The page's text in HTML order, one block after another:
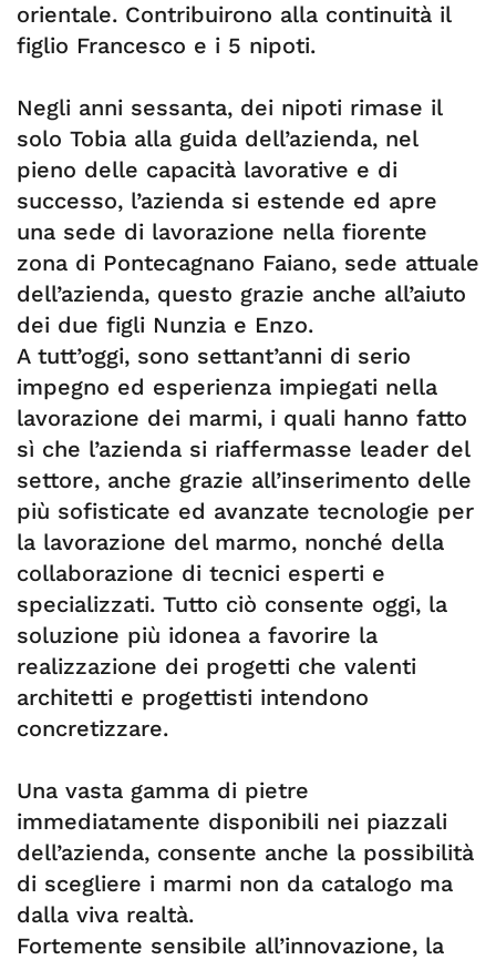
orientale. Contribuirono alla continuità il
figlio Francesco e i 5 nipoti.
Negli anni sessanta, dei nipoti rimase il
solo Tobia alla guida dell’azienda, nel
pieno delle capacità lavorative e di
successo, l’azienda si estende ed apre
una sede di lavorazione nella fiorente
zona di Pontecagnano Faiano, sede attuale
dell’azienda, questo grazie anche all’aiuto
dei due figli Nunzia e Enzo.
A tutt’oggi, sono settant’anni di serio
impegno ed esperienza impiegati nella
lavorazione dei marmi, i quali hanno fatto
sì che l’azienda si riaffermasse leader del
settore, anche grazie all’inserimento delle
più sofisticate ed avanzate tecnologie per
la lavorazione del marmo, nonché della
collaborazione di tecnici esperti e
specializzati. Tutto ciò consente oggi, la
soluzione più idonea a favorire la
realizzazione dei progetti che valenti
architetti e progettisti intendono
concretizzare.
Una vasta gamma di pietre
immediatamente disponibili nei piazzali
dell’azienda, consente anche la possibilità
di scegliere i marmi non da catalogo ma
dalla viva realtà.
Fortemente sensibile all’innovazione, la